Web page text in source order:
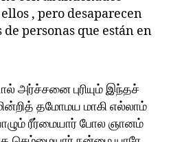
, pero desaparecen
de personas que están en
அர்ச்சனை புரியும்‌ இந்தச்‌
தமோமய மாகி எல்லாம்‌
ரீர்மையார்‌ போல ஞானம்‌